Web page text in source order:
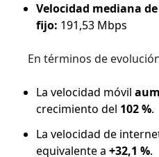
Velocidad mediana
fijo: 191,53 Mbps
En términos de
La velocidad móvil
crecimiento del 102 %.
La velocidad de
equivalente a +32,1 %.